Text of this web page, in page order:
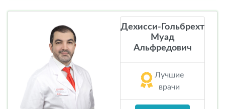
Дехисси-Гольбрехт
Муад
Альфредович
Лучшие
врачи